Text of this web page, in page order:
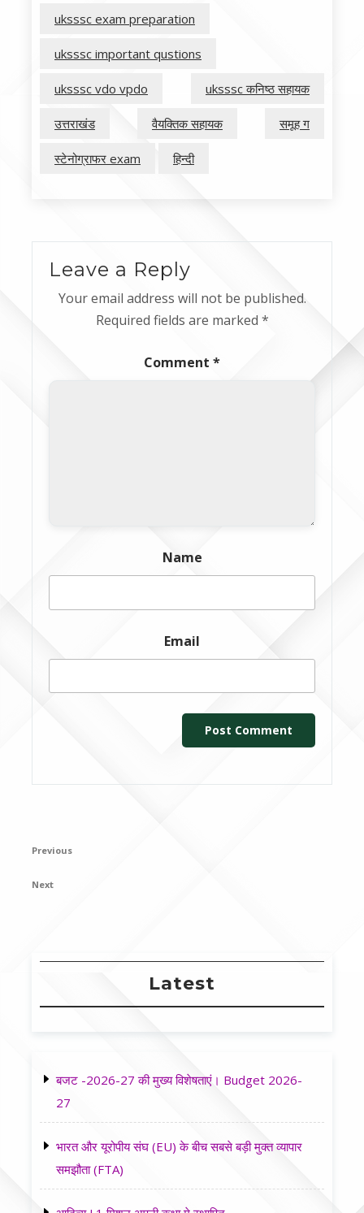
uksssc exam preparation
uksssc important qustions
uksssc vdo vpdo uksssc कनिष्ठ सहायक
उत्तराखंड वैयक्तिक सहायक समूह ग
स्टेनोग्राफर exam हिन्दी
Leave a Reply
Your email address will not be published.
Required fields are marked *
Comment *
Name
Email
Post
Previous
Previous
Next
Next
Latest
बजट -2026-27 की मुख्य विशेषताएं। Budget 2026-
27
भारत और यूरोपीय संघ (EU) के बीच सबसे बड़ी मुक्त व्यापार
समझौता (FTA)